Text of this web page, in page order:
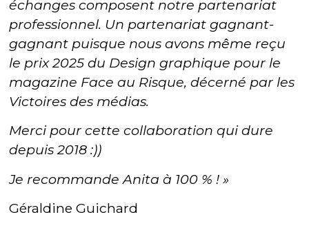
Géraldine Guichard
échanges composent notre partenariat
professionnel. Un partenariat gagnant-
gagnant puisque nous avons même reçu
le prix 2025 du Design graphique pour le
magazine Face au Risque, décerné par les
Victoires des médias.
Merci pour cette collaboration qui dure
depuis 2018 :))
Je recommande Anita à 100 % ! »